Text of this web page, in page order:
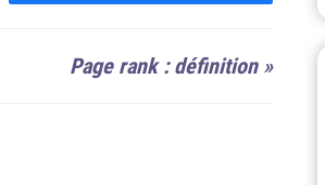
Page rank : définition»